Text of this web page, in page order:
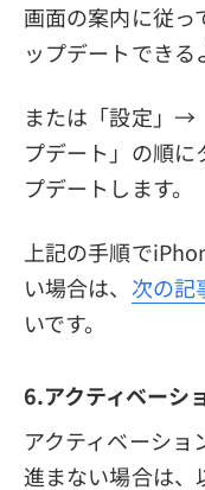
画面の案内に従
ップデートできる
または「設定」→
プデート」の順
プデートします。
上記の手順で
い場合は、 次の記
いです。
6.アクティベーシ
アクティベーショ
進まない場合は、